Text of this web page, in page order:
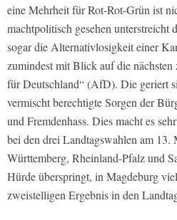
eine Mehrheit für Rot-Rot-Grün ist
machtpolitisch gesehen unterstreicht
sogar die Alternativlosigkeit einer
zumindest mit Blick auf die
für Deutschland“ (AfD). Die geriert
vermischt berechtigte Sorgen der
und Fremdenhass. Dies macht es
bei den drei Landtagswahlen am 13.
Württemberg, Rheinland-Pfalz und
Hürde überspringt, in Magdeburg
zweistelligen Ergebnis in den